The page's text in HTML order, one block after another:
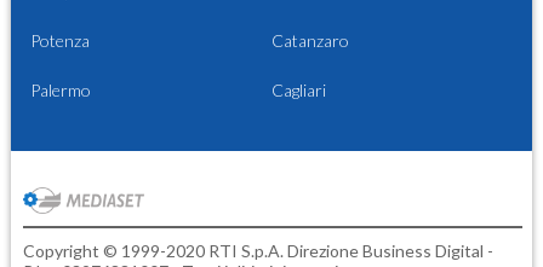
Potenza Catanzaro
Palermo Cagliari
Copyright © 1999-2020 RTI S.p.A. Direzione Business Digital -